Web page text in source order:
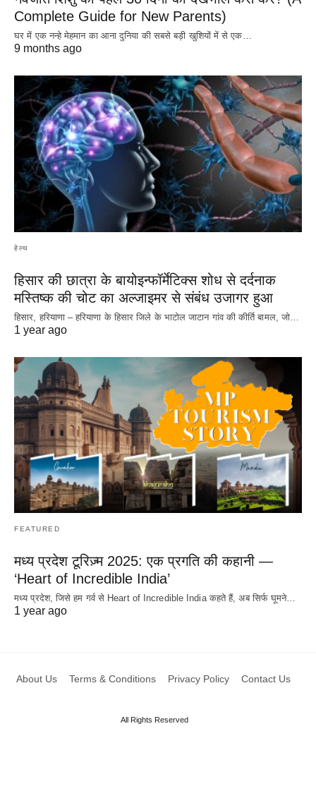
Complete Guide for New Parents)
घर में एक नन्हे मेहमान का आना दुनिया की सबसे बड़ी खुशियों में से एक…
9 months ago
हेल्थ
हिसार की छात्रा के बायोइन्फॉर्मेटिक्स शोध से दर्दनाक
मस्तिष्क की चोट का अल्जाइमर से संबंध उजागर हुआ
हिसार, हरियाणा – हरियाणा के हिसार जिले के भाटोल जाटान गांव की कीर्ति बामल, जो…
1 year ago
FEATURED
मध्य प्रदेश टूरिज़्म 2025: एक प्रगति की कहानी —
‘Heart of Incredible India’
मध्य प्रदेश, जिसे हम गर्व से Heart of Incredible India कहते हैं, अब सिर्फ घूमने…
1 year ago
About Us Terms & Conditions Privacy Policy Contact Us
All Rights Reserved